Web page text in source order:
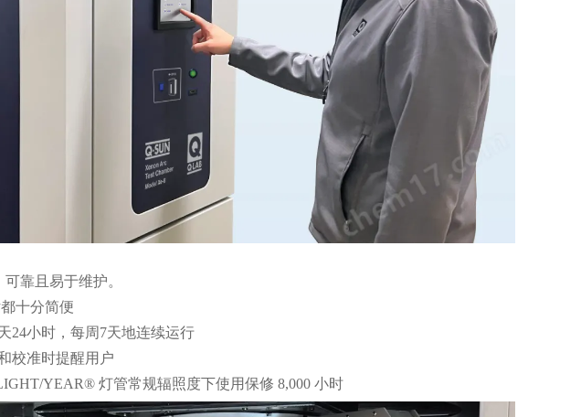
靠且易于维护。
十分简便
小时，每周7天地连续运行
校准时提醒用户
YEAR® 灯管常规辐照度下使用保修 8,000 小时